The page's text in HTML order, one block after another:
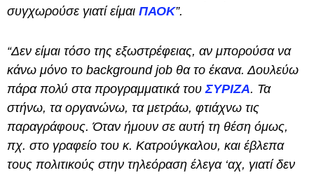
συγχωρούσε γιατί είμαι ΠΑΟΚ”.
“Δεν είμαι τόσο της εξωστρέφειας, αν μπορούσα να
κάνω μόνο το background job θα το έκανα. Δουλεύω
πάρα πολύ στα προγραμματικά τουΣΥΡΙΖΑ. Τα
στήνω, τα οργανώνω, τα μετράω, φτιάχνω τις
παραγράφους. Όταν ήμουν σε αυτή τη θέση όμως,
πχ. στο γραφείο του κ. Κατρούγκαλου, και έβλεπα
τους πολιτικούς στην τηλεόραση έλεγα ‘αχ, γιατί δεν